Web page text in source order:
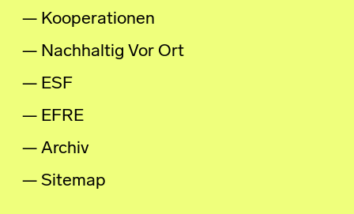
Kooperationen
Nachhaltig Vor Ort
ESF
EFRE
Archiv
Sitemap